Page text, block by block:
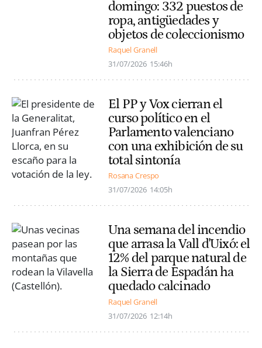
domingo: 332 puestos de
ropa, antigüedades y
objetos de coleccionismo
Raquel Granell
31/07/2026 15:46h
El PP y Vox cierran el
curso político en el
Parlamento valenciano
con una exhibición de su
total sintonía
Rosana Crespo
31/07/2026 14:05h
Una semana del incendio
que arrasa la Vall d'Uixó: el
12% del parque natural de
la Sierra de Espadán ha
quedado calcinado
Raquel Granell
31/07/2026 12:14h